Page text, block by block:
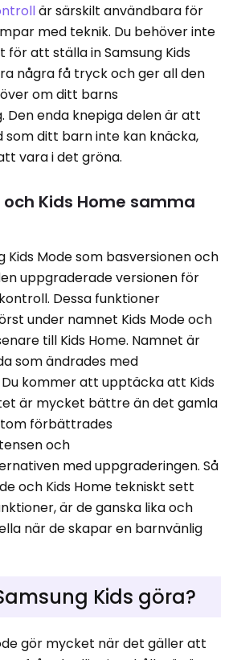
är särskilt användbara för
med teknik. Du behöver inte
för att ställa in Samsung Kids
några få tryck och ger all den
om ditt barns
Den enda knepiga delen är att
som ditt barn inte kan knäcka,
vara i det gröna.
och Kids Home samma
Kids Mode som basversionen och
uppgraderade versionen för
Dessa funktioner
under namnet Kids Mode och
till Kids Home. Namnet är
som ändrades med
kommer att upptäcka att Kids
är mycket bättre än det gamla
förbättrades
och
med uppgraderingen. Så
och Kids Home tekniskt sett
är de ganska lika och
när de skapar en barnvänlig
Kids göra?
gör mycket när det gäller att